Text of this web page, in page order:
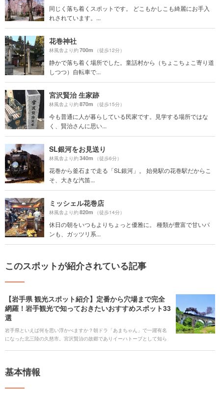
同じく落ち着くスポットです。 どこもかしこも綺麗にお手入
れされています。...
花巻神社
林風舎より約700m （徒歩12分）
静かで落ち着く場所でした。童話村から（ちょこちょこ寄り道
しつつ）自転車で...
宮沢賢治 生家跡
林風舎より約870m （徒歩15分）
今も普通に人が暮らしている民家です。見学する場所ではな
く、賢治さんに思い...
SL銀河をお見送り
林風舎より約340m （徒歩6分）
花巻から釜石まで走る「SL銀河」。 始発駅の花巻駅だからこ
そ、大きな汽笛...
ミッシェル花巻店
林風舎より約820m （徒歩14分）
休日の朝をいつもよりちょっと優雅に。 種類が豊富で甘いパ
ンも、ガッツリ系...
このスポットが紹介されている記事
【岩手県 観光スポット紹介】定番から穴場まで完全
網羅！岩手観光で知っておきたいおすすめスポット33
選
岩手県といえば何を思い浮かべますか？朝ドラ「あまちゃん」で一躍有名
になった北三陸の久慈市。宮沢賢治の故郷でありイーハトーブとして知ら
折々の美しい絶景スポットや岩手でしかできない体験スポットなど岩手県
基本情報